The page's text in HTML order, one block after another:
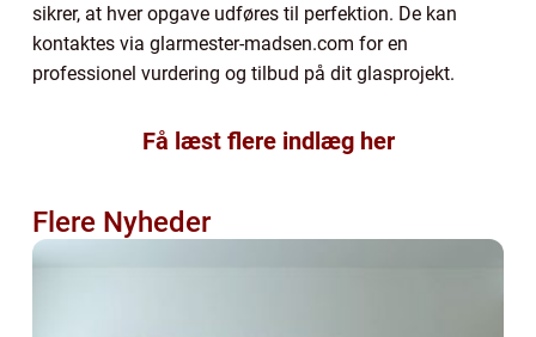
sikrer, at hver opgave udføres til perfektion. De kan
kontaktes via glarmester-madsen.com for en
professionel vurdering og tilbud på dit glasprojekt.
Få læst flere indlæg her
Flere Nyheder